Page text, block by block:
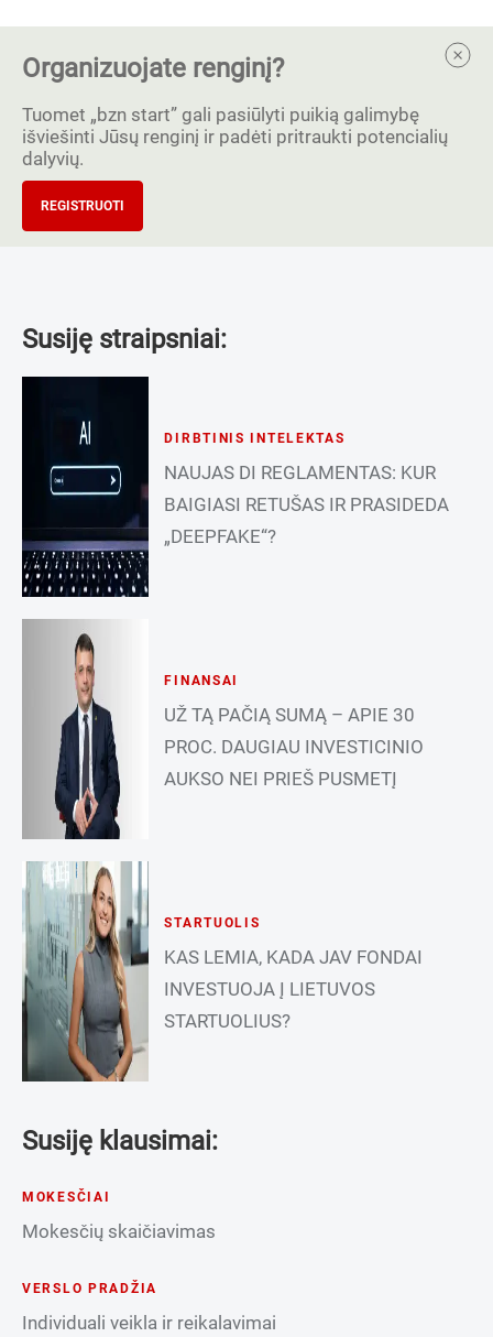
Organizuojate renginį?
Tuomet „bzn start” gali pasiūlyti puikią galimybę
išviešinti Jūsų renginį ir padėti pritraukti potencialių
dalyvių.
REGISTRUOTI
Susiję straipsniai:
DIRBTINIS INTELEKTAS
NAUJAS DI REGLAMENTAS: KUR
BAIGIASI RETUŠAS IR PRASIDEDA
„DEEPFAKE“?
FINANSAI
UŽ TĄ PAČIĄ SUMĄ – APIE 30
PROC. DAUGIAU INVESTICINIO
AUKSO NEI PRIEŠ PUSMETĮ
STARTUOLIS
KAS LEMIA, KADA JAV FONDAI
INVESTUOJA Į LIETUVOS
STARTUOLIUS?
Susiję klausimai:
MOKESČIAI
Mokesčių skaičiavimas
VERSLO PRADŽIA
Individuali veikla ir reikalavimai